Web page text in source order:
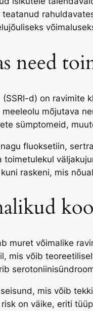
need
d) on
mõjutava
sümptomeid,
fluoksetiin,
raskeni, mis
muret võimalike
mis võib
mis võib
on väike, eriti